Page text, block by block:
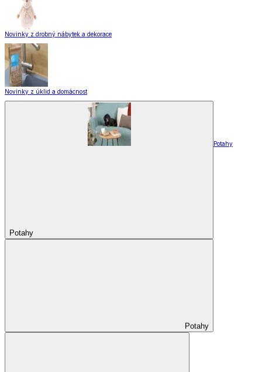
Novinky z drobný nábytek a dekorace
Novinky z úklid a domácnost
Potahy
Potahy
Potahy